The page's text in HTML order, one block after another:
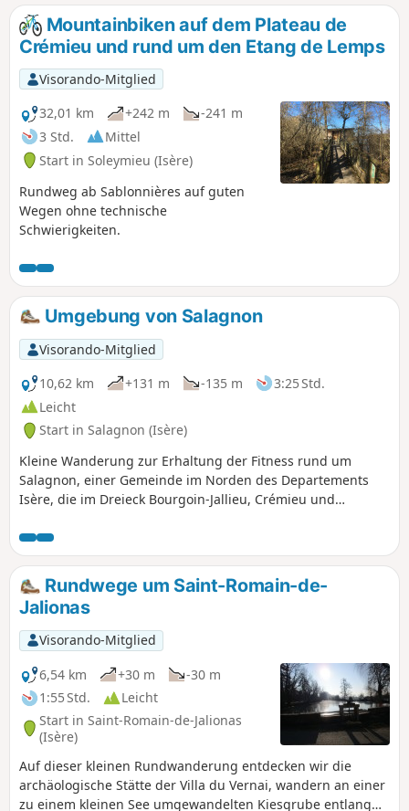
Mountainbiken auf dem Plateau de
Crémieu und rund um den Etang de Lemps
Visorando-Mitglied
32,01 km
+242 m
-241 m
3 Std.
Mittel
Start in Soleymieu (Isère)
Rundweg ab Sablonnières auf guten
Wegen ohne technische
Schwierigkeiten.
Umgebung von Salagnon
Visorando-Mitglied
10,62 km
+131 m -135 m
3:25 Std.
Leicht
Start in Salagnon (Isère)
Kleine Wanderung zur Erhaltung der Fitness rund um
Salagnon, einer Gemeinde im Norden des Departements
Isère, die im Dreieck Bourgoin-Jallieu, Crémieu und
Rundwege um Saint-Romain-de-
Jalionas
Visorando-Mitglied
6,54 km
+30 m
-30 m
1:55 Std.
Leicht
Start in Saint-Romain-de-Jalionas
(Isère)
Auf dieser kleinen Rundwanderung entdecken wir die
archäologische Stätte der Villa du Vernai, wandern an einer
zu einem kleinen See umgewandelten Kiesgrube entlang